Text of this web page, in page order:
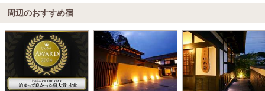
周辺のおすすめ宿